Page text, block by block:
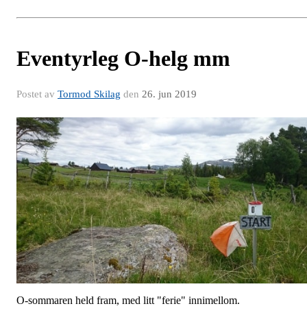
Eventyrleg O-helg mm
Postet av Tormod Skilag den 26. jun 2019
O-sommaren held fram, med litt "ferie" innimellom.